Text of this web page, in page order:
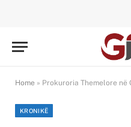
Home » Prokuroria Themelore në
KRONIKË